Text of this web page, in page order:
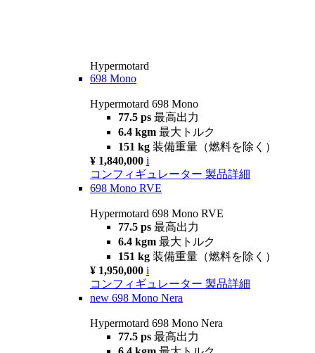
Hypermotard
698 Mono
Hypermotard 698 Mono
77.5 ps 最高出力
6.4 kgm 最大トルク
151 kg 装備重量（燃料を除く）
¥ 1,840,000 i
コンフィギュレーター 製品詳細
698 Mono RVE
Hypermotard 698 Mono RVE
77.5 ps 最高出力
6.4 kgm 最大トルク
151 kg 装備重量（燃料を除く）
¥ 1,950,000 i
コンフィギュレーター 製品詳細
new 698 Mono Nera
Hypermotard 698 Mono Nera
77.5 ps 最高出力